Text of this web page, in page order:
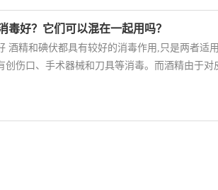
毒好？它们可以混在一起用吗？
酒精和碘伏都具有较好的消毒作用,只是两者适
创伤口、手术器械和刀具等消毒。而酒精由于